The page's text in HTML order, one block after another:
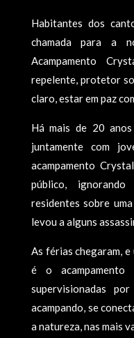
Habitantes dos
chamada para a
Acampamento
repelente, protetor
claro, estar em paz
Há mais de 20
juntamente com
acampamento
público,
residentes sobre
levou a alguns
As férias chegaram,
é o acampamento
supervisionadas
acampando, se
a natureza, nas mais